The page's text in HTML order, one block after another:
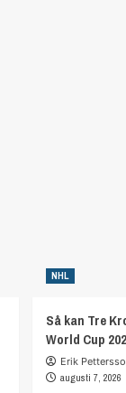
NHL
Så kan Tre
World Cup
Erik
augusti 7, 2026